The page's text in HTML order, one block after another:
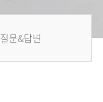
질문&답변